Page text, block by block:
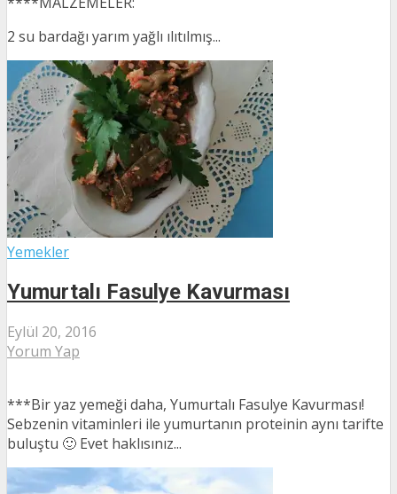
2 su bardağı yarım yağlı ılıtılmış...
Yemekler
Yumurtalı Fasulye Kavurması
Eylül 20, 2016
Yorum Yap
***Bir yaz yemeği daha, Yumurtalı Fasulye Kavurması!
Sebzenin vitaminleri ile yumurtanın proteinin aynı tarifte
buluştu 🙂 Evet haklısınız...